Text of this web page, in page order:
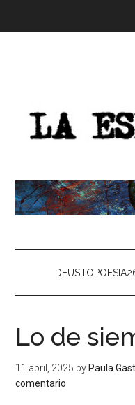
Lo de
11 abril, 2025 by Paula
comentario